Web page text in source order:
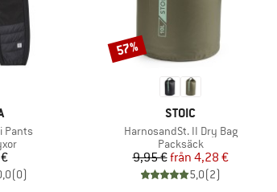
Pants
(0)
VARUMÄRKE
STOIC
Produkter
HarnosandSt. II Dry Bag
Produktgrupp
Packsäck
Pris
9,95 € Reducerat pris
från 4,28 €
5,0(2)
Rabatt
57%